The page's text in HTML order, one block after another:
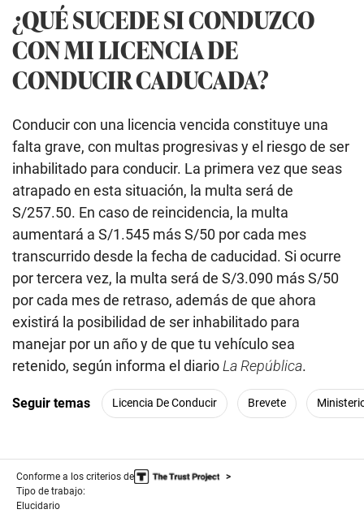
¿QUÉ SUCEDE SI CONDUZCO
CON MI LICENCIA DE
CONDUCIR CADUCADA?
Conducir con una licencia vencida constituye una
falta grave, con multas progresivas y el riesgo de ser
inhabilitado para conducir. La primera vez que seas
atrapado en esta situación, la multa será de
S/257.50. En caso de reincidencia, la multa
aumentará a S/1.545 más S/50 por cada mes
transcurrido desde la fecha de caducidad. Si ocurre
por tercera vez, la multa será de S/3.090 más S/50
por cada mes de retraso, además de que ahora
existirá la posibilidad de ser inhabilitado para
manejar por un año y de que tu vehículo sea
retenido, según informa el diario La República.
Seguir temas Licencia De Conducir Brevete
Conforme a los criterios de
Tipo de trabajo:
Elucidario